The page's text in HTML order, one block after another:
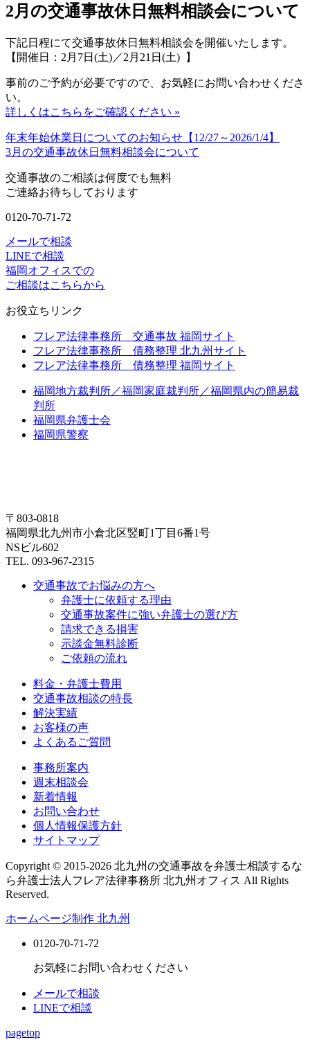
2月の交通事故休日無料相談会について
下記日程にて交通事故休日無料相談会を開催いたします。
【開催日：2月7日(土)／2月21日(土) 】
事前のご予約が必要ですので、お気軽にお問い合わせくださ
い。
詳しくはこちらをご確認ください »
年末年始休業日についてのお知らせ【12/27～2026/1/4】
3月の交通事故休日無料相談会について
交通事故のご相談は何度でも無料
ご連絡お待ちしております
0120-70-71-72
メールで相談
LINEで相談
福岡オフィスでの
ご相談はこちらから
お役立ちリンク
フレア法律事務所 交通事故 福岡サイト
フレア法律事務所 債務整理 北九州サイト
フレア法律事務所 債務整理 福岡サイト
福岡地方裁判所／福岡家庭裁判所／福岡県内の簡易裁
判所
福岡県弁護士会
福岡県警察
〒803-0818
福岡県北九州市小倉北区竪町1丁目6番1号
NSビル602
TEL. 093-967-2315
交通事故でお悩みの方へ
弁護士に依頼する理由
交通事故案件に強い弁護士の選び方
請求できる損害
示談金無料診断
ご依頼の流れ
料金・弁護士費用
交通事故相談の特長
解決実績
お客様の声
よくあるご質問
事務所案内
週末相談会
新着情報
お問い合わせ
個人情報保護方針
サイトマップ
Copyright © 2015-2026 北九州の交通事故を弁護士相談するな
ら弁護士法人フレア法律事務所 北九州オフィス All Rights
Reserved.
ホームページ制作 北九州
0120-70-71-72
お気軽にお問い合わせください
メールで相談
LINEで相談
pagetop